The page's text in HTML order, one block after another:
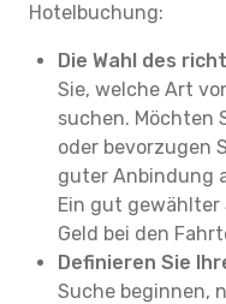
Hotelbuchung:
Die Wahl des
Sie, welche Art
suchen. Möchten
oder bevorzugen
guter Anbindung
Ein gut
Geld bei den
Definieren Sie
Suche beginnen,